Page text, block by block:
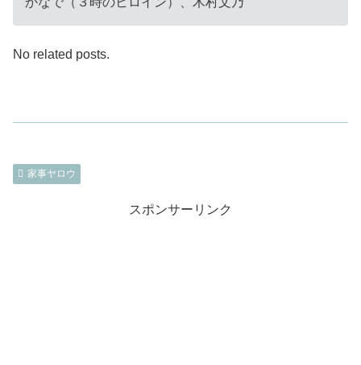
No related posts.
家事ヤロウ
スポンサーリンク